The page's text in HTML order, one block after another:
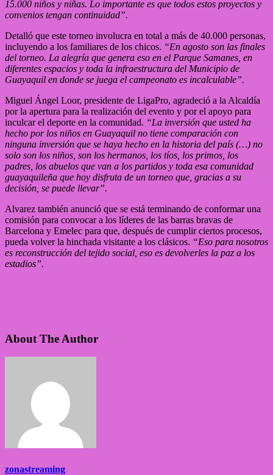
15.000 niños y niñas. Lo importante es que todos estos proyectos y
convenios tengan continuidad”.
Detalló que este torneo involucra en total a más de 40.000 personas,
incluyendo a los familiares de los chicos. “En agosto son las finales
del torneo. La alegría que genera eso en el Parque Samanes, en
diferentes espacios y toda la infraestructura del Municipio de
Guayaquil en donde se juega el campeonato es incalculable”.
Miguel Ángel Loor, presidente de LigaPro, agradeció a la Alcaldía
por la apertura para la realización del evento y por el apoyo para
inculcar el deporte en la comunidad. “La inversión que usted ha
hecho por los niños en Guayaquil no tiene comparación con
ninguna inversión que se haya hecho en la historia del país (…) no
solo son los niños, son los hermanos, los tíos, los primos, los
padres, los abuelos que van a los partidos y toda esa comunidad
guayaquileña que hoy disfruta de un torneo que, gracias a su
decisión, se puede llevar”.
Alvarez también anunció que se está terminando de conformar una
comisión para convocar a los líderes de las barras bravas de
Barcelona y Emelec para que, después de cumplir ciertos procesos,
pueda volver la hinchada visitante a los clásicos. “Eso para nosotros
es reconstrucción del tejido social, eso es devolverles la paz a los
estadios”.
About The Author
zonastreaming